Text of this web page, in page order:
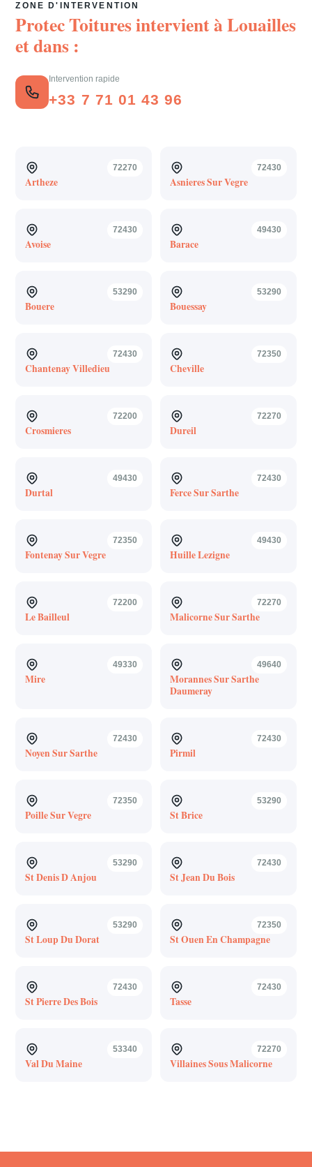
ZONE D'INTERVENTION
Protec Toitures intervient àLouailles
et dans :
Intervention rapide
+33 7 71 01 43 96
72270
Artheze
72430
Asnieres Sur Vegre
72430
Avoise
49430
Barace
53290
Bouere
53290
Bouessay
72430
Chantenay Villedieu
72350
Cheville
72200
Crosmieres
72270
Dureil
49430
Durtal
72430
Ferce Sur Sarthe
72350
Fontenay Sur Vegre
49430
Huille Lezigne
72200
Le Bailleul
72270
Malicorne Sur Sarthe
49330
Mire
49640
Morannes Sur Sarthe
Daumeray
72430
Noyen Sur Sarthe
72430
Pirmil
72350
Poille Sur Vegre
53290
St Brice
53290
St Denis D Anjou
72430
St Jean Du Bois
53290
St Loup Du Dorat
72350
St Ouen En Champagne
72430
St Pierre Des Bois
72430
Tasse
53340
Val Du Maine
72270
Villaines Sous Malicorne